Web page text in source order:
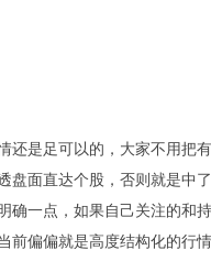
是足可以的，大家不用把
面直达个股，否则就是中
确一点，如果自己关注的和
前偏偏就是高度结构化的行